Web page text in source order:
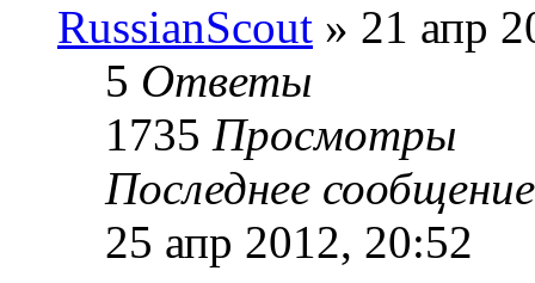
RussianScout » 21 апр
5 Ответы
1735 Просмотры
Последнее
25 апр 2012, 20:52